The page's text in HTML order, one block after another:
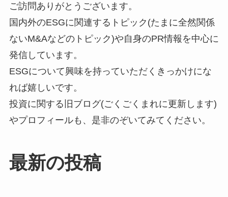
ご訪問ありがとうございます。
国内外のESGに関連するトピック(たまに全然関係
ないM&Aなどのトピック)や自身のPR情報を中心に
発信しています。
ESGについて興味を持っていただくきっかけにな
れば嬉しいです。
投資に関する旧ブログ(ごくごくまれに更新します)
やプロフィールも、是非のぞいてみてください。
最新の投稿